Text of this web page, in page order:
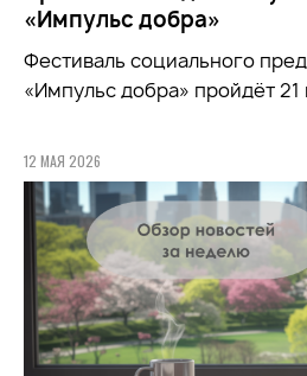
«Импульс добра»
Фестиваль социального
«Импульс добра» пройдёт
12 МАЯ 2026